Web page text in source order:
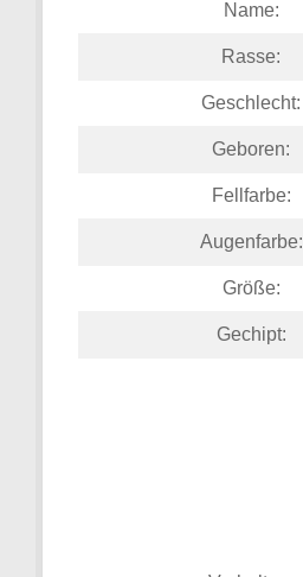
Name:
Rasse:
Geschlecht:
Geboren:
Fellfarbe:
Augenfarbe:
Größe:
Gechipt: